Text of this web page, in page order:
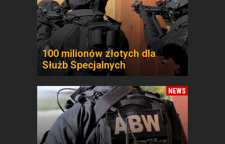
100 milionów złotych dla
Służb Specjalnych
NEWS